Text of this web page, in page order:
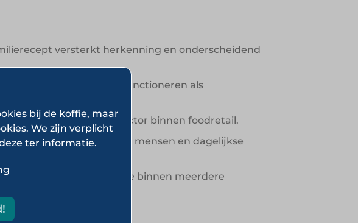
versterkt herkenning en onderscheidend
processen kunnen functioneren als
sterke commerciële factor binnen foodretail.
receptuur, maar ook via mensen en dagelijkse
zorgen voor consistentie binnen meerdere
bij de koffie, maar
We zijn verplicht
ter informatie.